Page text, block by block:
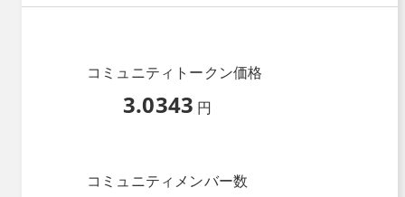
コミュニティトークン価格
3.0343 円
コミュニティメンバー数